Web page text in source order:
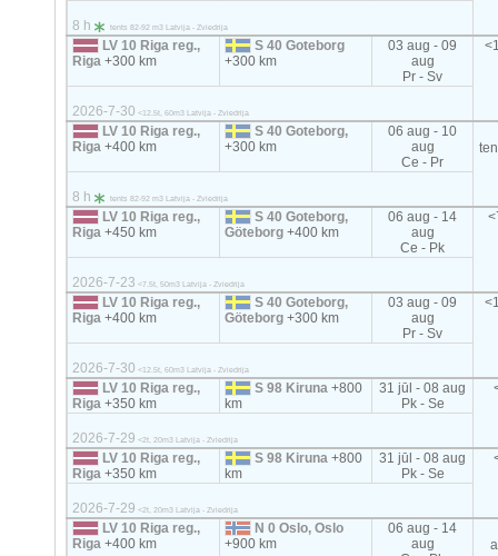
8 h tents 82-92 m3 Latvija - Zviedrija
LV 10 Riga reg.,
Riga+300 km
S 40 Goteborg
+300 km
03 aug - 09
aug
Pr - Sv
2026-7-30 <12.5t, 60m3 Latvija - Zviedrija
LV 10 Riga reg.,
Riga+400 km
S 40 Goteborg,
+300 km
06 aug - 10
aug
Ce - Pr
8 h tents 82-92 m3 Latvija - Zviedrija
LV 10 Riga reg.,
Riga+450 km
S 40 Goteborg,
Göteborg+400 km
06 aug - 14
aug
Ce - Pk
2026-7-23 <7.5t, 50m3 Latvija - Zviedrija
LV 10 Riga reg.,
Riga+400 km
S 40 Goteborg,
Göteborg+300 km
03 aug - 09
aug
Pr - Sv
2026-7-30 <12.5t, 60m3 Latvija - Zviedrija
LV 10 Riga reg.,
Riga+350 km
S 98 Kiruna+800
km
31 jūl - 08 aug
Pk - Se
2026-7-29 <2t, 20m3 Latvija - Zviedrija
LV 10 Riga reg.,
Riga+350 km
S 98 Kiruna+800
km
31 jūl - 08 aug
Pk - Se
2026-7-29 <2t, 20m3 Latvija - Zviedrija
LV 10 Riga reg.,
Riga+400 km
N 0 Oslo, Oslo
+900 km
06 aug - 14
aug